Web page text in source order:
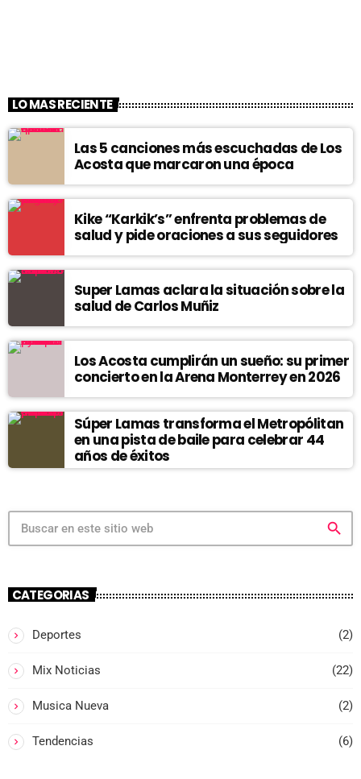
LO MAS RECIENTE
Las 5 canciones más escuchadas de Los
Acosta que marcaron una época
Kike “Karkik’s” enfrenta problemas de
salud y pide oraciones a sus seguidores
Super Lamas aclara la situación sobre la
salud de Carlos Muñiz
Los Acosta cumplirán un sueño: su primer
concierto en la Arena Monterrey en 2026
Súper Lamas transforma el Metropólitan
en una pista de baile para celebrar 44
años de éxitos
search
CATEGORIAS
Deportes (2)
Mix Noticias (22)
Musica Nueva (2)
Tendencias (6)